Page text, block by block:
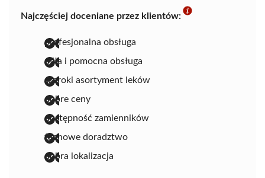
Najczęściej doceniane przez klientów:
profesjonalna obsługa
miła i pomocna obsługa
szeroki asortyment leków
dobre ceny
dostępność zamienników
fachowe doradztwo
dobra lokalizacja